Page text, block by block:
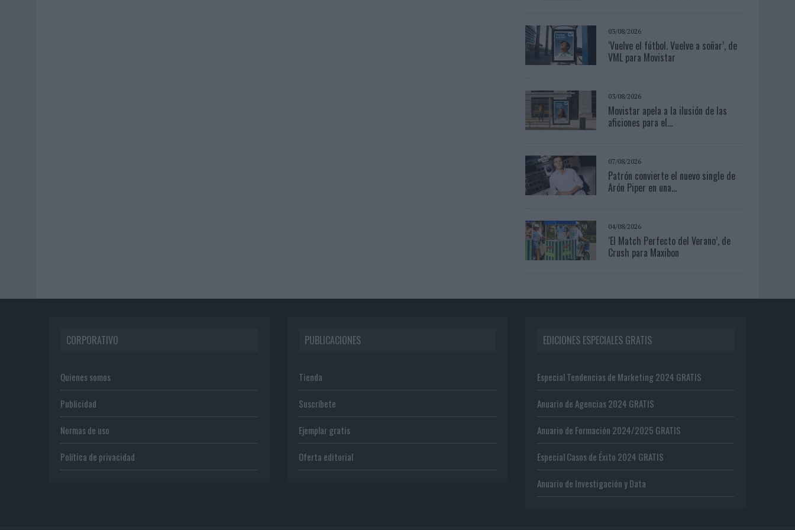
03/08/2026
‘Vuelve el fútbol. Vuelve a soñar’, de
VML para Movistar
03/08/2026
Movistar apela a la ilusión de las
aficiones para el...
07/08/2026
Patrón convierte el nuevo single de
Arón Piper en una...
04/08/2026
‘El Match Perfecto del Verano’, de
Crush para Maxibon
CORPORATIVO
Quienes somos
Publicidad
Normas de uso
Política de privacidad
PUBLICACIONES
Tienda
Suscríbete
Ejemplar gratis
Oferta editorial
EDICIONES ESPECIALES GRATIS
Especial Tendencias de Marketing 2024 GRATIS
Anuario de Agencias 2024 GRATIS
Anuario de Formación 2024/2025 GRATIS
Especial Casos de Éxito 2024 GRATIS
Anuario de Investigación y Data